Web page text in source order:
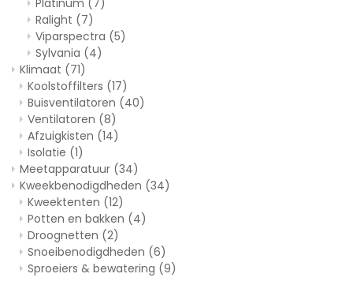
Platinum (7)
Ralight (7)
Viparspectra (5)
Sylvania (4)
Klimaat (71)
Koolstoffilters (17)
Buisventilatoren (40)
Ventilatoren (8)
Afzuigkisten (14)
Isolatie (1)
Meetapparatuur (34)
Kweekbenodigdheden (34)
Kweektenten (12)
Potten en bakken (4)
Droognetten (2)
Snoeibenodigdheden (6)
Sproeiers & bewatering (9)